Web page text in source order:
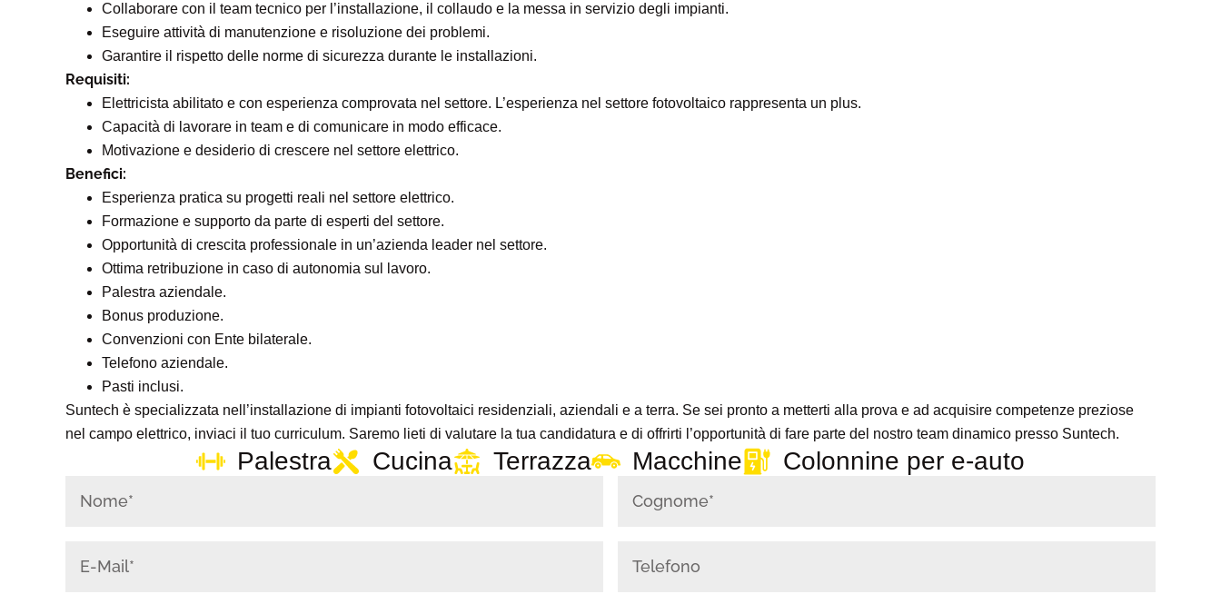
Collaborare con il team tecnico per l’installazione, il collaudo e la messa in servizio degli impianti.
Eseguire attività di manutenzione e risoluzione dei problemi.
Garantire il rispetto delle norme di sicurezza durante le installazioni.
Requisiti:
Elettricista abilitato e con esperienza comprovata nel settore. L’esperienza nel settore fotovoltaico rappresenta un plus.
Capacità di lavorare in team e di comunicare in modo efficace.
Motivazione e desiderio di crescere nel settore elettrico.
Benefici:
Esperienza pratica su progetti reali nel settore elettrico.
Formazione e supporto da parte di esperti del settore.
Opportunità di crescita professionale in un’azienda leader nel settore.
Ottima retribuzione in caso di autonomia sul lavoro.
Palestra aziendale.
Bonus produzione.
Convenzioni con Ente bilaterale.
Telefono aziendale.
Pasti inclusi.
Suntech è specializzata nell’installazione di impianti fotovoltaici residenziali, aziendali e a terra. Se sei pronto a metterti alla prova e ad acquisire competenze preziose
nel campo elettrico, inviaci il tuo curriculum. Saremo lieti di valutare la tua candidatura e di offrirti l’opportunità di fare parte del nostro team dinamico presso Suntech. ​​
Palestra Cucina Terrazza Macchine Colonnine per e-auto